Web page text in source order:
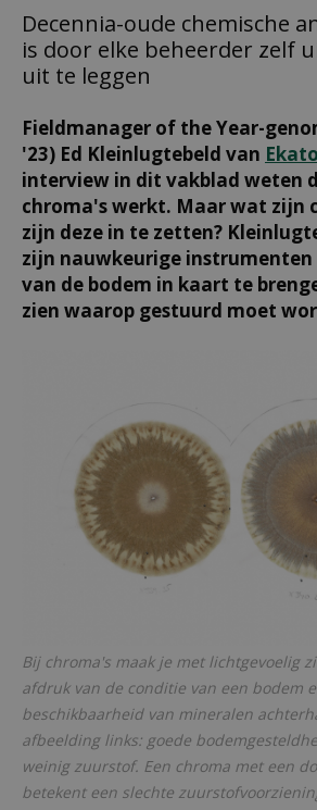
Decennia-oude chemische
is door elke beheerder zelf
uit te leggen
Fieldmanager of the Year-
'23) Ed Kleinlugtebeld van
interview in dit vakblad weten
chroma's werkt. Maar wat zijn
zijn deze in te zetten?
zijn nauwkeurige
van de bodem in kaart te
zien waarop gestuurd moet
Bij chroma's maak je met lichtgevoelig
afdruk van de conditie van een bodem
beschikbaarheid van mineralen
afbeelding links: goede
weinig zuurstof. Een chroma met een
betekent een slechte